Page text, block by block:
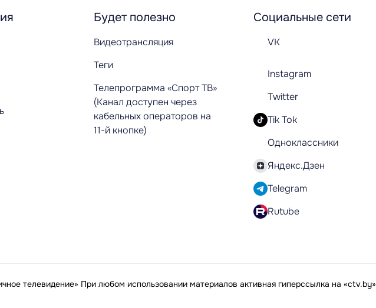
Будет полезно
Видеотрансляция
Теги
Телепрограмма «Спорт ТВ»
(Канал доступен через
кабельных операторов на
11-й кнопке)
Социальные сети
VK
Instagram
Twitter
Tik Tok
Одноклассники
Яндекс.Дзен
Telegram
Rutube
телевидение» При любом использовании материалов активная гиперссылка на «ctv.by»